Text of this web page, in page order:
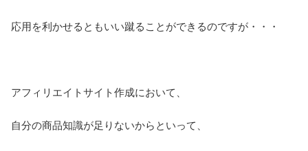
応用を利かせるともいい蹴ることができるのですが・・・
アフィリエイトサイト作成において、
自分の商品知識が足りないからといって、